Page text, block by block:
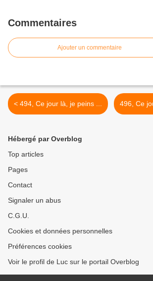
Commentaires
Ajouter un commentaire
< 494, Ce jour là, je peins ...
Hébergé par Overblog
Top articles
Pages
Contact
Signaler un abus
C.G.U.
Cookies et données personnelles
Préférences cookies
Voir le profil de Luc sur le portail Overblog